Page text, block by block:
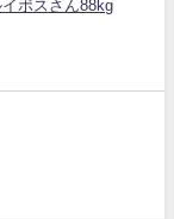
イボスさん88kg